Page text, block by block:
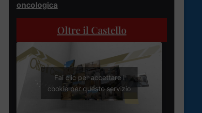
oncologica
Oltre il Castello
Fai clic per accettare i
cookie per questo servizio